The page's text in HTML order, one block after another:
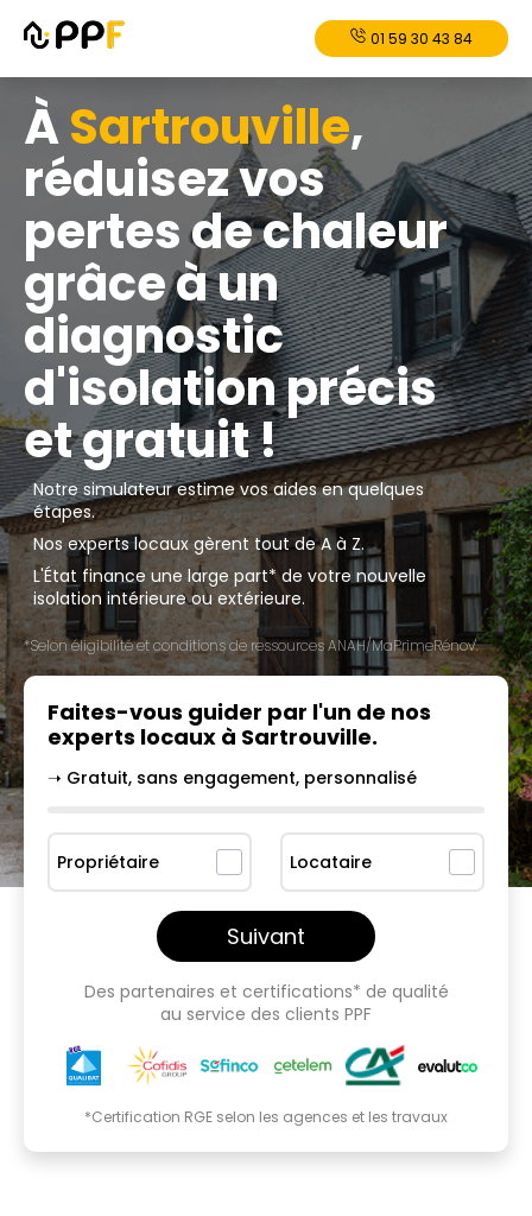
01 59 30 43 84
ÀSartrouville,
réduisez vos
pertes de chaleur
grâce à un
diagnostic
d'isolation précis
et gratuit !
Notre simulateur estime vos aides en quelques
étapes.
Nos experts locaux gèrent tout de A à Z.
L'État finance une large part* de votre nouvelle
isolation intérieure ou extérieure.
*Selon éligibilité et conditions de ressources ANAH/MaPrimeRénov'.
Faites-vous guider par l'un de nos
experts locaux à Sartrouville.
➝ Gratuit, sans engagement, personnalisé
Propriétaire Locataire
Suivant
Des partenaires et certifications* de qualité
au service des clients PPF
*Certification RGE selon les agences et les travaux